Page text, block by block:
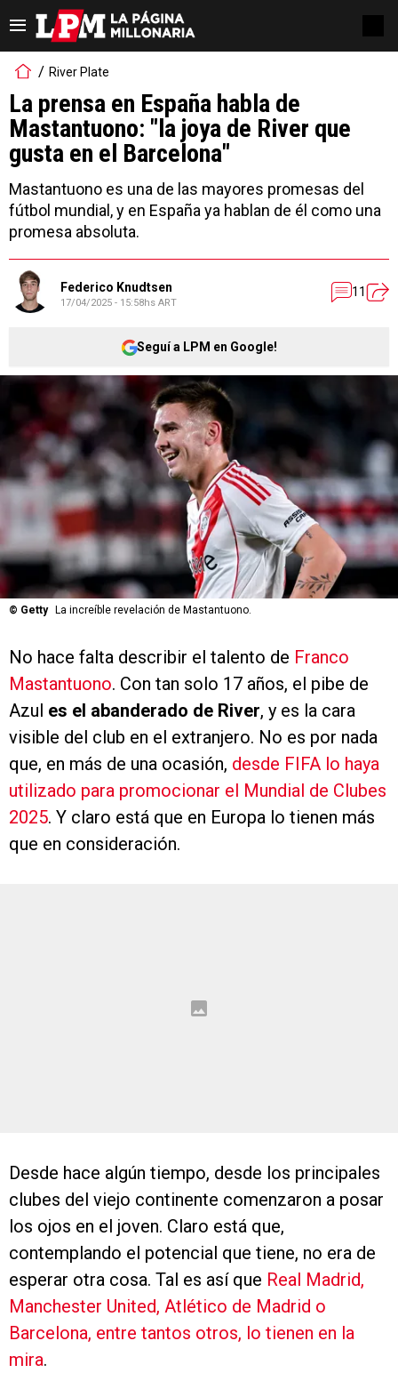
River Plate
La prensa en España habla de
Mastantuono: "la joya de River que
gusta en el Barcelona"
Mastantuono es una de las mayores promesas del
fútbol mundial, y en España ya hablan de él como una
promesa absoluta.
Federico Knudtsen
17/04/2025 - 15:58hs ART
11
Seguí a LPM en Google!
© Getty La increíble revelación de Mastantuono.
No hace falta describir el talento de Franco
Mastantuono. Con tan solo 17 años, el pibe de
Azul es el abanderado de River, y es la cara
visible del club en el extranjero. No es por nada
que, en más de una ocasión, desde FIFA lo haya
utilizado para promocionar el Mundial de Clubes
2025. Y claro está que en Europa lo tienen más
que en consideración.
Desde hace algún tiempo, desde los principales
clubes del viejo continente comenzaron a posar
los ojos en el joven. Claro está que,
contemplando el potencial que tiene, no era de
esperar otra cosa. Tal es así que Real Madrid,
Manchester United, Atlético de Madrid o
Barcelona, entre tantos otros, lo tienen en la
mira.